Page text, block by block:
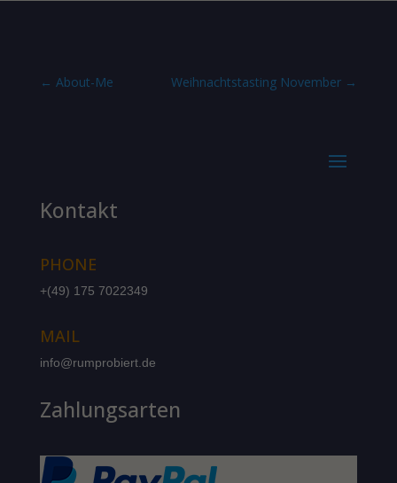
← About-Me Weihnachtstasting November →
Kontakt
PHONE
+(49) 175 7022349
MAIL
info@rumprobiert.de
Zahlungsarten